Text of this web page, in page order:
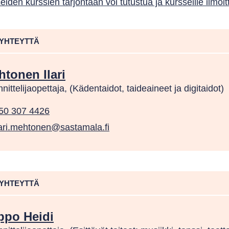
kurssien tarjontaan voi tutustua ja kursseille
Ilari
(Kädentaidot, taideaineet ja digitaidot)
307 4426
Heidi